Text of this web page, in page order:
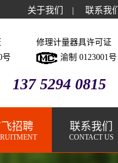
关于我们 | 联系我们
号
修理计量器具许可证
渝制 0123001号
137 5294 0815
招聘 联系我们
CONTACT US